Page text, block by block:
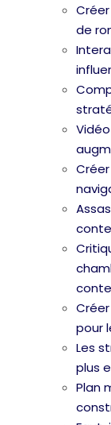
de
pour
Les
plus
Plan